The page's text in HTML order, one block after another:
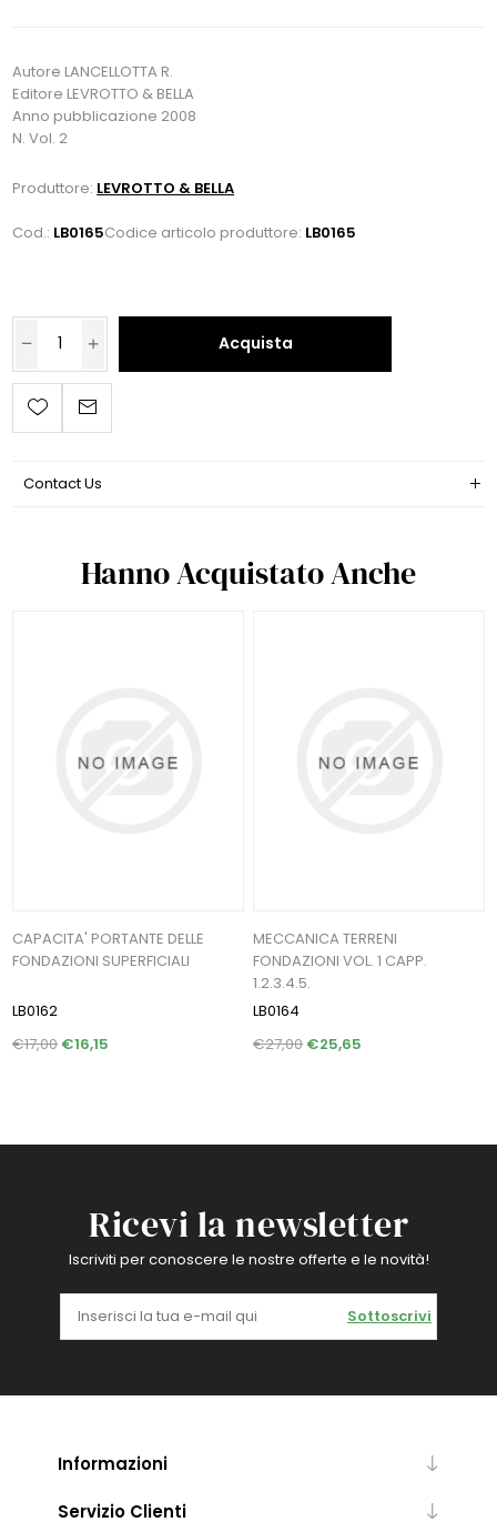
Autore LANCELLOTTA R.
Editore LEVROTTO & BELLA
Anno pubblicazione 2008
N. Vol. 2
Produttore: LEVROTTO & BELLA
Cod.: LB0165Codice articolo produttore: LB0165
Acquista
Contact Us
Hanno Acquistato Anche
CAPACITA' PORTANTE DELLE
FONDAZIONI SUPERFICIALI
LB0162
€17,00 €16,15
MECCANICA TERRENI
FONDAZIONI VOL. 1 CAPP.
1.2.3.4.5.
LB0164
€27,00€25,65
Ricevi la newsletter
Iscriviti per conoscere le nostre offerte e le novità!
Sottoscrivi
Informazioni
Servizio Clienti